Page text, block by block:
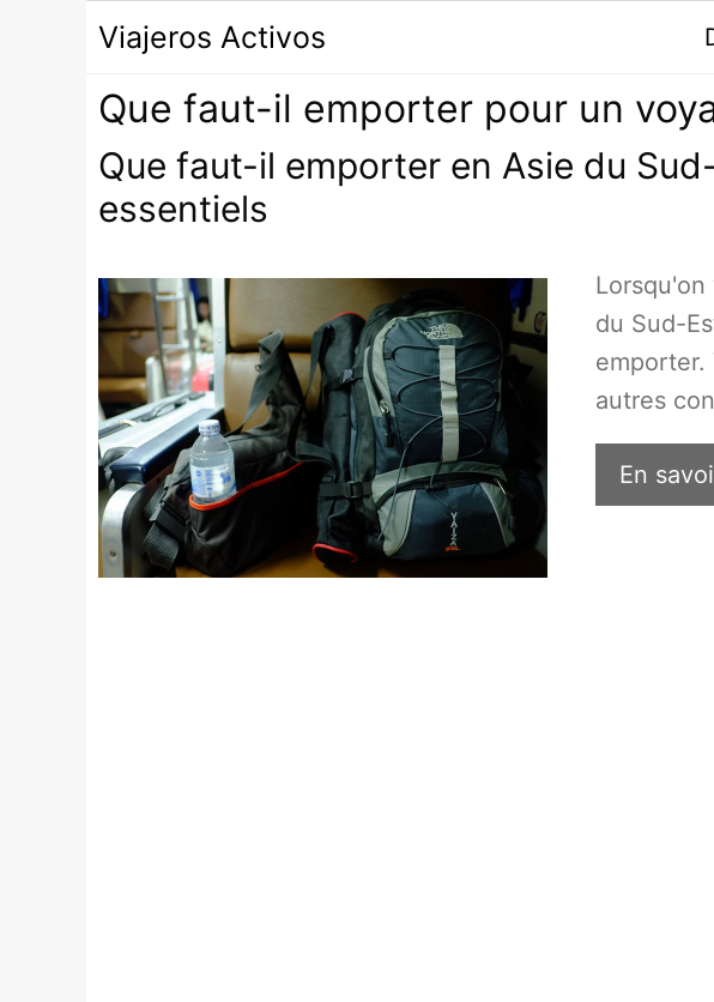
Viajeros Activos
Que faut-il emporter pour un
Que faut-il emporter en Asie du
essentiels
du Sud-
emporter.
autres
En